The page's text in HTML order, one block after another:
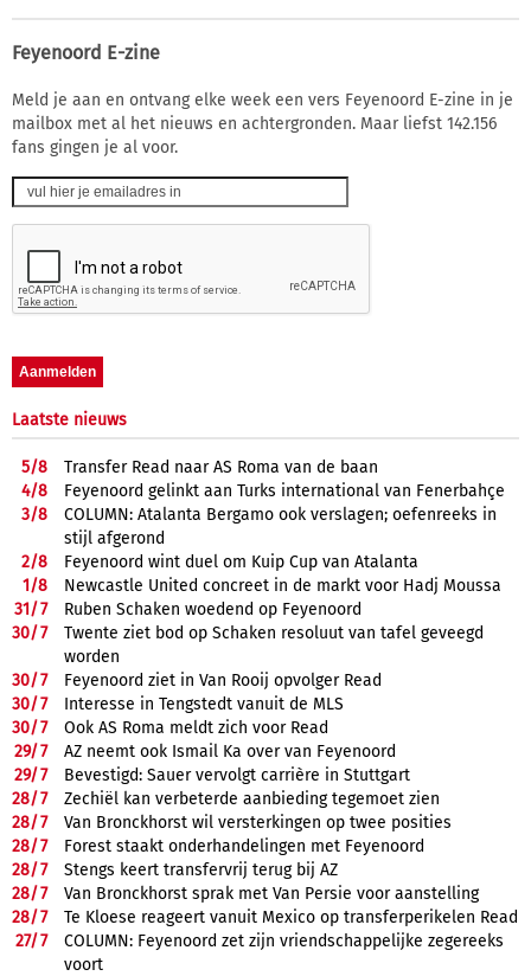
Feyenoord E-zine
Meld je aan en ontvang elke week een vers Feyenoord E-zine in je
mailbox met al het nieuws en achtergronden. Maar liefst 142.156
fans gingen je al voor.
Laatste nieuws
5/8
Transfer Read naar AS Roma van de baan
4/8
Feyenoord gelinkt aan Turks international van Fenerbahçe
3/8
COLUMN: Atalanta Bergamo ook verslagen; oefenreeks in
stijl afgerond
2/8
Feyenoord wint duel om Kuip Cup van Atalanta
1/8
Newcastle United concreet in de markt voor Hadj Moussa
31/7
Ruben Schaken woedend op Feyenoord
30/7
Twente ziet bod op Schaken resoluut van tafel geveegd
worden
30/7
Feyenoord ziet in Van Rooij opvolger Read
30/7
Interesse in Tengstedt vanuit de MLS
30/7
Ook AS Roma meldt zich voor Read
29/7
AZ neemt ook Ismail Ka over van Feyenoord
29/7
Bevestigd: Sauer vervolgt carrière in Stuttgart
28/7
Zechiël kan verbeterde aanbieding tegemoet zien
28/7
Van Bronckhorst wil versterkingen op twee posities
28/7
Forest staakt onderhandelingen met Feyenoord
28/7
Stengs keert transfervrij terug bij AZ
28/7
Van Bronckhorst sprak met Van Persie voor aanstelling
28/7
Te Kloese reageert vanuit Mexico op transferperikelen Read
27/7
COLUMN: Feyenoord zet zijn vriendschappelijke zegereeks
voort